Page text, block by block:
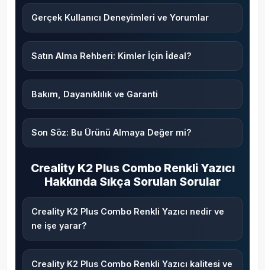
Gerçek Kullanıcı Deneyimleri ve Yorumlar
Satın Alma Rehberi: Kimler İçin İdeal?
Bakım, Dayanıklılık ve Garanti
Son Söz: Bu Ürünü Almaya Değer mi?
Creality K2 Plus Combo Renkli Yazıcı
Hakkında Sıkça Sorulan Sorular
Creality K2 Plus Combo Renkli Yazıcı nedir ve
ne işe yarar?
Creality K2 Plus Combo Renkli Yazıcı kalitesi ve